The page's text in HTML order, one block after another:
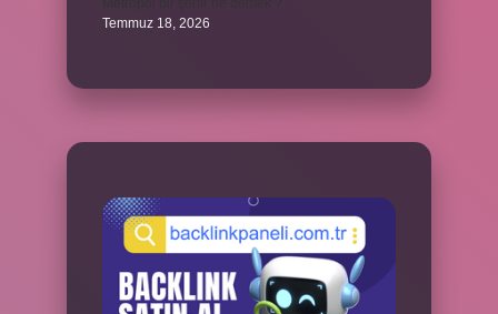
Temmuz 18, 2026